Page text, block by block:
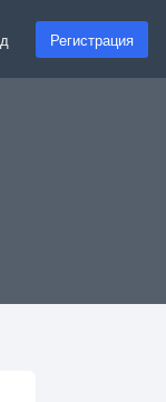
Регистрация